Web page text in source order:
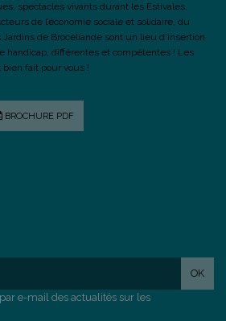
spectacles vivants durant les Estivales,
de l’économie sociale et solidaire, du
de Brocéliande sont un lieu d’insertion
handicap, différentes et compétentes ! Les
bien fait pour vous !
BROCHURE PDF
e-mail des actualités sur les
OK